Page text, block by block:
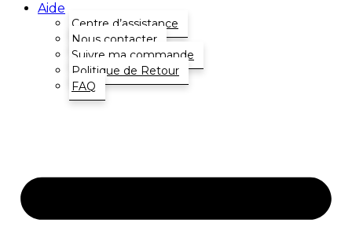
Aide
Centre d’assistance
Nous contacter
Suivre ma commande
Politique de Retour
FAQ